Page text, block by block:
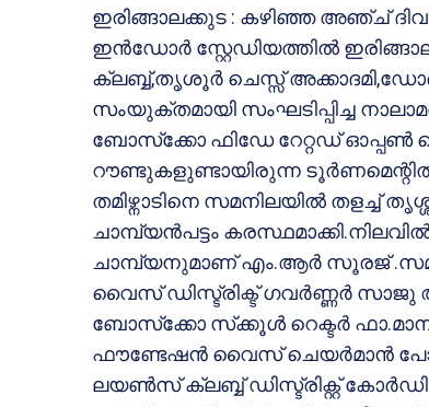
ഇരിങ്ങാലക്കുട : കഴിഞ്ഞ അഞ്ച്
ഇന്‍ഡോര്‍ സ്റ്റേഡിയത്തില്‍
ക്ലബ്ബ്,തൃശൂര്‍ ചെസ്സ്
സംയുക്തമായി സംഘടിപ്പിച്ച
ബോസ്‌ക്കോ ഫിഡേ റേറ്റഡ് ഓപ്പണ്‍
റൗണ്ടുകളുണ്ടായിരുന്ന
തമിഴ്നാടിനെ സമനിലയില്‍
ചാമ്പ്യന്‍പട്ടം
ചാമ്പ്യനുമാണ് എം.ആര്‍ സൂരജ്
വൈസ് ഡിസ്ട്രിക്ട് ഗവര്‍ണ്ണര്‍
ബോസ്‌ക്കോ സ്‌ക്കൂള്‍ റെക്ടര്‍
ഫൗണ്ടേഷന്‍ വൈസ് ചെയര്‍മാന്‍
ലയണ്‍സ് ക്ലബ്ബ് ഡിസ്ട്രിക്റ്റ്